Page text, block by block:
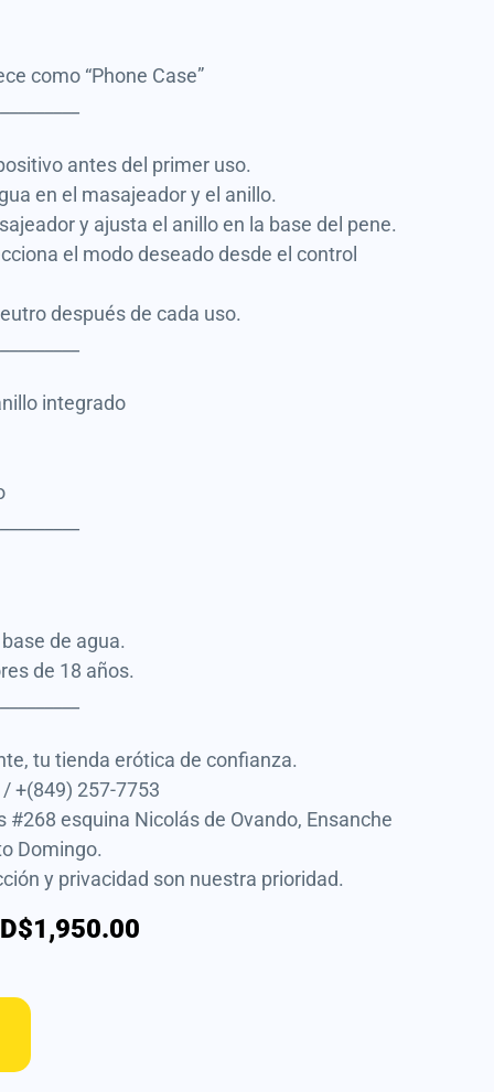
como “Phone Case”
antes del primer uso.
en el masajeador y el anillo.
y ajusta el anillo en la base del pene.
el modo deseado desde el control
después de cada uso.
integrado
de agua.
de 18 años.
tu tienda erótica de confianza.
+(849) 257-7753
#268 esquina Nicolás de Ovando, Ensanche
Domingo.
y privacidad son nuestra prioridad.